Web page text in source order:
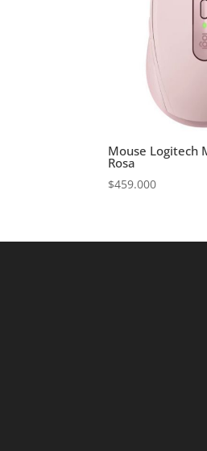
Mouse Logitech
Rosa
$459.000